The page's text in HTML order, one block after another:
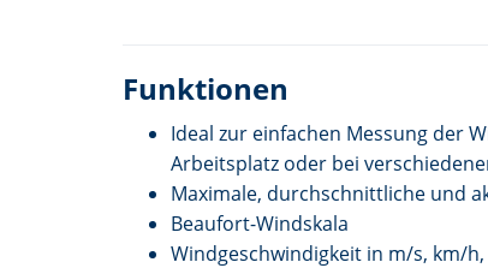
Funktionen
Ideal zur einfachen Messung der
Arbeitsplatz oder bei
Maximale, durchschnittliche und
Beaufort-Windskala
Windgeschwindigkeit in m/s, km/